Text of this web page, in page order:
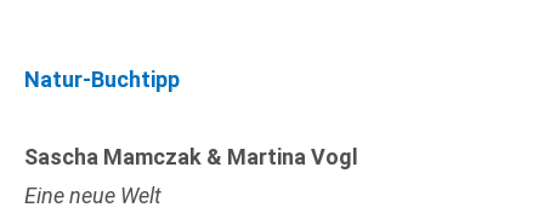
Natur-Buchtipp
Sascha Mamczak & Martina Vogl
Eine neue Welt